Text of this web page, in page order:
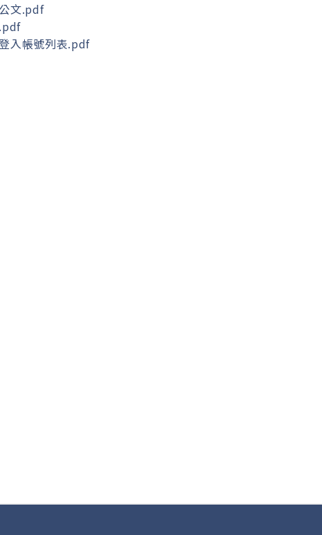
文.pdf
入帳號列表.pdf